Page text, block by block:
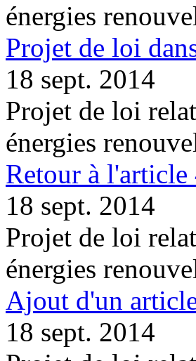
énergies
Projet de loi
18 sept. 2014
Projet de loi
énergies
Retour à l'article
18 sept. 2014
Projet de loi
énergies
Ajout d'un
18 sept. 2014